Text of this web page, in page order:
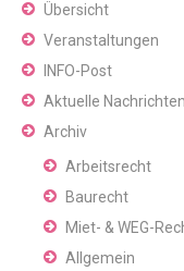
Übersicht
Veranstaltungen
INFO-Post
Aktuelle Nachrichten
Archiv
Arbeitsrecht
Baurecht
Miet- & WEG-
Allgemein